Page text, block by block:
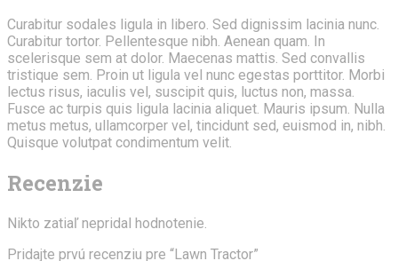
Curabitur sodales ligula in libero. Sed dignissim lacinia nunc.
Curabitur tortor. Pellentesque nibh. Aenean quam. In
scelerisque sem at dolor. Maecenas mattis. Sed convallis
tristique sem. Proin ut ligula vel nunc egestas porttitor. Morbi
lectus risus, iaculis vel, suscipit quis, luctus non, massa.
Fusce ac turpis quis ligula lacinia aliquet. Mauris ipsum. Nulla
metus metus, ullamcorper vel, tincidunt sed, euismod in, nibh.
Quisque volutpat condimentum velit.
Recenzie
Nikto zatiaľ nepridal hodnotenie.
Pridajte prvú recenziu pre “Lawn Tractor”